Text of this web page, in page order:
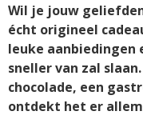
Wil je jouw
écht origineel
leuke aanbiedingen
sneller van zal
chocolade, een
ontdekt het er